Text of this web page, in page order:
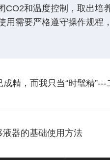
CO2和温度控制，取出
用需要严格遵守操作规
成精，而我只当“时髦精
液器的基础使用方法